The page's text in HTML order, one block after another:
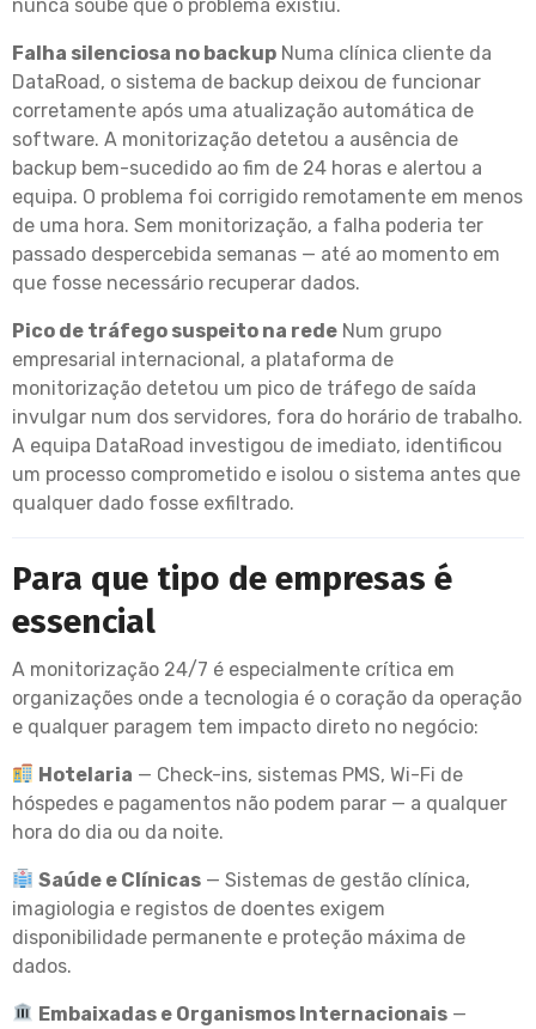
nunca soube que o problema existiu.
Falha silenciosa no backup Numa clínica cliente da
DataRoad, o sistema de backup deixou de funcionar
corretamente após uma atualização automática de
software. A monitorização detetou a ausência de
backup bem-sucedido ao fim de 24 horas e alertou a
equipa. O problema foi corrigido remotamente em menos
de uma hora. Sem monitorização, a falha poderia ter
passado despercebida semanas — até ao momento em
que fosse necessário recuperar dados.
Pico de tráfego suspeito na rede Num grupo
empresarial internacional, a plataforma de
monitorização detetou um pico de tráfego de saída
invulgar num dos servidores, fora do horário de trabalho.
A equipa DataRoad investigou de imediato, identificou
um processo comprometido e isolou o sistema antes que
qualquer dado fosse exfiltrado.
Para que tipo de empresas é
essencial
A monitorização 24/7 é especialmente crítica em
organizações onde a tecnologia é o coração da operação
e qualquer paragem tem impacto direto no negócio:
Hotelaria — Check-ins, sistemas PMS, Wi-Fi de
hóspedes e pagamentos não podem parar — a qualquer
hora do dia ou da noite.
Saúde e Clínicas — Sistemas de gestão clínica,
imagiologia e registos de doentes exigem
disponibilidade permanente e proteção máxima de
dados.
Embaixadas e Organismos Internacionais —